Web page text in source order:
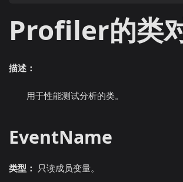
Profiler的类
描述：
用于性能测试分析的类。
EventName
类型： 只读成员变量。